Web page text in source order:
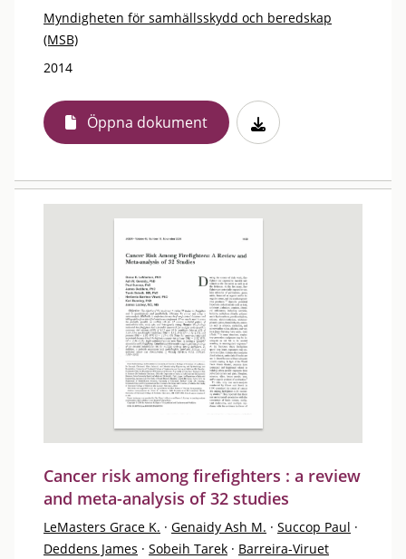
Myndigheten för samhällsskydd och beredskap
(MSB)
2014
Öppna dokument
Cancer risk among firefighters : a review
and meta-analysis of 32 studies
LeMasters Grace K. · Genaidy Ash M. · Succop Paul ·
Deddens James · Sobeih Tarek · Barreira-Viruet